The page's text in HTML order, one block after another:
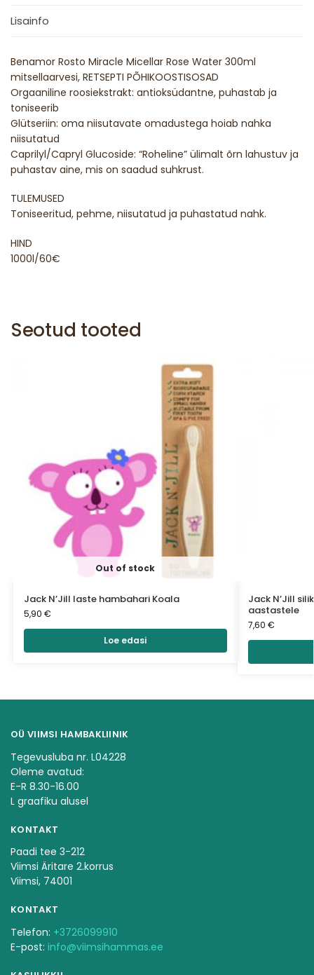
Lisainfo
Benamor Rosto Miracle Micellar Rose Water 300ml
mitsellaarvesi, RETSEPTI PÕHIKOOSTISOSAD
Orgaaniline roosiekstrakt: antioksüdantne, puhastab ja
toniseerib
Glütseriin: oma niisutavate omadustega hoiab nahka
niisutatud
Caprilyl/Capryl Glucoside: “Roheline” ülimalt õrn lahustuv ja
puhastav aine, mis on saadud suhkrust.
TULEMUSED
Toniseeritud, pehme, niisutatud ja puhastatud nahk.
HIND
1000l/60€
Seotud tooted
Out of stock
Jack N’Jill laste hambahari Koala
5,90 €
Loe edasi
Jack N’Jill
aastastele
7,60 €
OÜ VIIMSI HAMBAKLIINIK
Tegevusluba nr. L04228
Oleme avatud:
E-R 8.30-16.00
L graafiku alusel
KONTAKT
Paadi tee 3-212
Viimsi Äritare 2.korrus
Viimsi, 74001
KONTAKT
Telefon: +3726099910
E-post: info@viimsihammas.ee